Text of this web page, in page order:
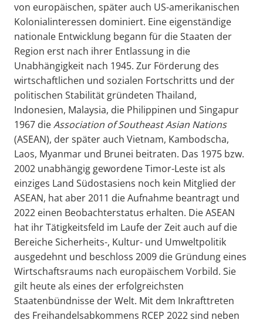
von europäischen, später auch US-amerikanischen
Kolonialinteressen dominiert. Eine eigenständige
nationale Entwicklung begann für die Staaten der
Region erst nach ihrer Entlassung in die
Unabhängigkeit nach 1945. Zur Förderung des
wirtschaftlichen und sozialen Fortschritts und der
politischen Stabilität gründeten Thailand,
Indonesien, Malaysia, die Philippinen und Singapur
1967 dieAssociation of Southeast Asian Nations
(ASEAN), der später auch Vietnam, Kambodscha,
Laos, Myanmar und Brunei beitraten. Das 1975 bzw.
2002 unabhängig gewordene Timor-Leste ist als
einziges Land Südostasiens noch kein Mitglied der
ASEAN, hat aber 2011 die Aufnahme beantragt und
2022 einen Beobachterstatus erhalten. Die ASEAN
hat ihr Tätigkeitsfeld im Laufe der Zeit auch auf die
Bereiche Sicherheits-, Kultur- und Umweltpolitik
ausgedehnt und beschloss 2009 die Gründung eines
Wirtschaftsraums nach europäischem Vorbild. Sie
gilt heute als eines der erfolgreichsten
Staatenbündnisse der Welt. Mit dem Inkrafttreten
des Freihandelsabkommens RCEP 2022 sind neben